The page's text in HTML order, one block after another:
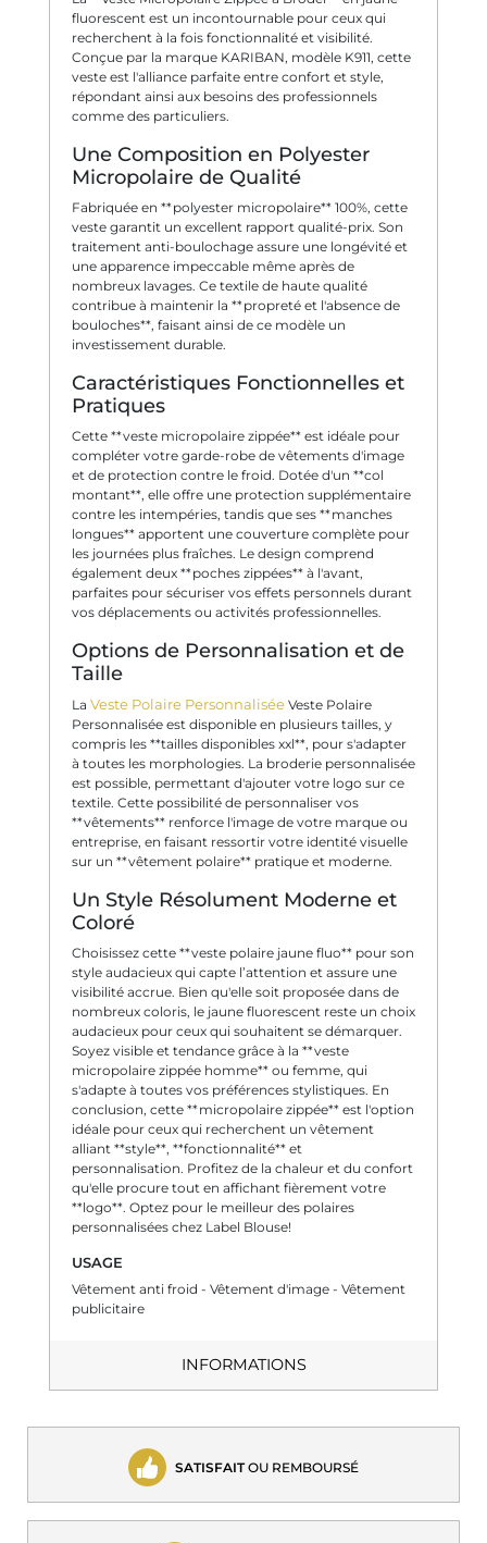
fluorescent est un incontournable pour ceux qui
recherchent à la fois fonctionnalité et visibilité.
Conçue par la marque KARIBAN, modèle K911, cette
veste est l'alliance parfaite entre confort et style,
répondant ainsi aux besoins des professionnels
comme des particuliers.
Une Composition en Polyester
Micropolaire de Qualité
Fabriquée en **polyester micropolaire** 100%, cette
veste garantit un excellent rapport qualité-prix. Son
traitement anti-boulochage assure une longévité et
une apparence impeccable même après de
nombreux lavages. Ce textile de haute qualité
contribue à maintenir la **propreté et l'absence de
bouloches**, faisant ainsi de ce modèle un
investissement durable.
Caractéristiques Fonctionnelles et
Pratiques
Cette **veste micropolaire zippée** est idéale pour
compléter votre garde-robe de vêtements d'image
et de protection contre le froid. Dotée d'un **col
montant**, elle offre une protection supplémentaire
contre les intempéries, tandis que ses **manches
longues** apportent une couverture complète pour
les journées plus fraîches. Le design comprend
également deux **poches zippées** à l'avant,
parfaites pour sécuriser vos effets personnels durant
vos déplacements ou activités professionnelles.
Options de Personnalisation et de
Taille
La Veste Polaire Personnalisée Veste Polaire
Personnalisée est disponible en plusieurs tailles, y
compris les **tailles disponibles xxl**, pour s'adapter
à toutes les morphologies. La broderie personnalisée
est possible, permettant d'ajouter votre logo sur ce
textile. Cette possibilité de personnaliser vos
**vêtements** renforce l'image de votre marque ou
entreprise, en faisant ressortir votre identité visuelle
sur un **vêtement polaire** pratique et moderne.
Un Style Résolument Moderne et
Coloré
Choisissez cette **veste polaire jaune fluo** pour son
style audacieux qui capte l’attention et assure une
visibilité accrue. Bien qu'elle soit proposée dans de
nombreux coloris, le jaune fluorescent reste un choix
audacieux pour ceux qui souhaitent se démarquer.
Soyez visible et tendance grâce à la **veste
micropolaire zippée homme** ou femme, qui
s'adapte à toutes vos préférences stylistiques. En
conclusion, cette **micropolaire zippée** est l'option
idéale pour ceux qui recherchent un vêtement
alliant **style**, **fonctionnalité** et
personnalisation. Profitez de la chaleur et du confort
qu'elle procure tout en affichant fièrement votre
**logo**. Optez pour le meilleur des polaires
personnalisées chez Label Blouse!
USAGE
Vêtement anti froid - Vêtement d'image - Vêtement
publicitaire
INFORMATIONS
SATISFAITOU REMBOURSÉ